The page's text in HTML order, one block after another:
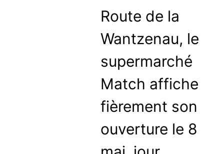
Route de la
Wantzenau, le
supermarché
Match affiche
fièrement son
ouverture le 8